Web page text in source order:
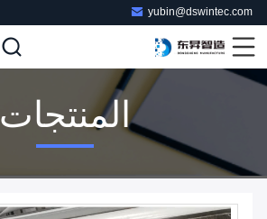
yubin@dswintec.com
المنتجات